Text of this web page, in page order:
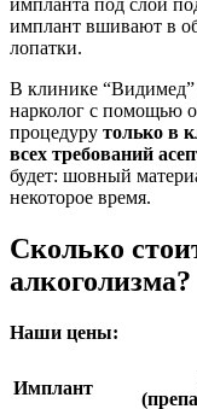
импланта под слой
имплант вшивают в
лопатки.
В клинике “Видимед”
нарколог с помощью
процедуру только в
всех требований
будет: шовный
некоторое время.
Сколько
алкоголизма?
Наши цены:
Имплант